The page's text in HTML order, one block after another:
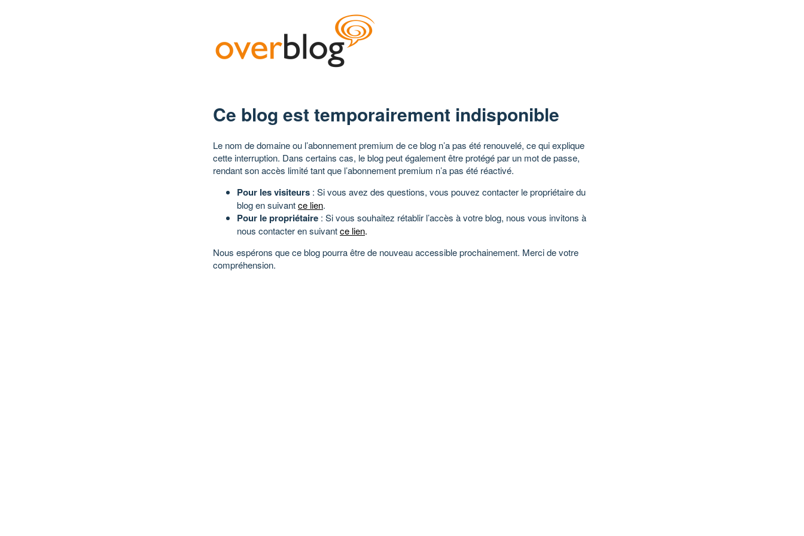
Ce blog est temporairement indisponible
Le nom de domaine ou l’abonnement premium de ce blog n’a pas été renouvelé, ce qui explique
cette interruption. Dans certains cas, le blog peut également être protégé par un mot de passe,
rendant son accès limité tant que l’abonnement premium n’a pas été réactivé.
Pour les visiteurs : Si vous avez des questions, vous pouvez contacter le propriétaire du
blog en suivantce lien.
Pour le propriétaire : Si vous souhaitez rétablir l’accès à votre blog, nous vous invitons à
nous contacter en suivantce lien.
Nous espérons que ce blog pourra être de nouveau accessible prochainement. Merci de votre
compréhension.